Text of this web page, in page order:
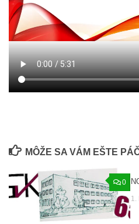
MÔŽE SA VÁM EŠTE
0
1.